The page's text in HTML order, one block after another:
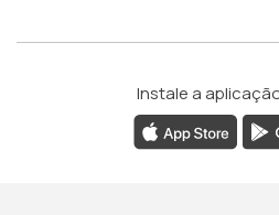
Instale a